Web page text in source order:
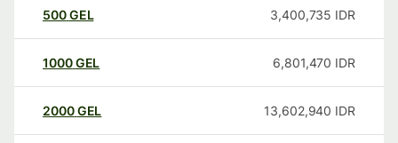
500GEL 3,400,735 IDR
1000GEL 6,801,470 IDR
2000GEL 13,602,940 IDR